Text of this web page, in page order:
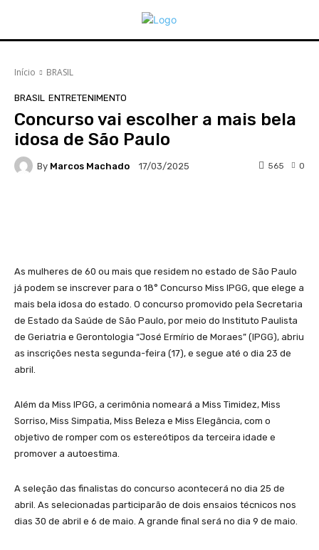
Início BRASIL
BRASIL ENTRETENIMENTO
Concurso vai escolher a mais bela
idosa de São Paulo
By Marcos Machado 17/03/2025 0
565
As mulheres de 60 ou mais que residem no estado de São Paulo
já podem se inscrever para o 18° Concurso Miss IPGG, que elege a
mais bela idosa do estado. O concurso promovido pela Secretaria
de Estado da Saúde de São Paulo, por meio do Instituto Paulista
de Geriatria e Gerontologia “José Ermírio de Moraes” (IPGG), abriu
as inscrições nesta segunda-feira (17), e segue até o dia 23 de
abril.
Além da Miss IPGG, a cerimônia nomeará a Miss Timidez, Miss
Sorriso, Miss Simpatia, Miss Beleza e Miss Elegância, com o
objetivo de romper com os estereótipos da terceira idade e
promover a autoestima.
A seleção das finalistas do concurso acontecerá no dia 25 de
abril. As selecionadas participarão de dois ensaios técnicos nos
dias 30 de abril e 6 de maio. A grande final será no dia 9 de maio.